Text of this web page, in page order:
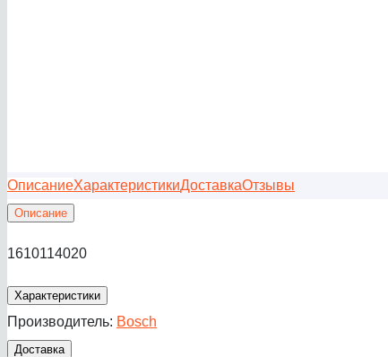
ОписаниеХарактеристикиДоставкаОтзывы
Описание
1610114020
Характеристики
Производитель: Bosch
Доставка